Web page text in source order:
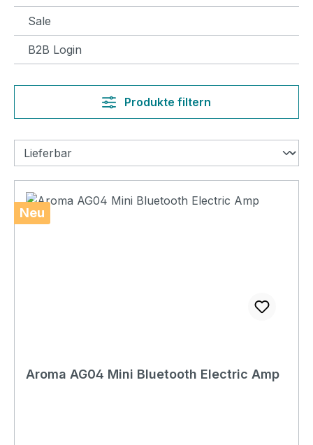
Sale
B2B Login
Produkte filtern
Neu
Aroma AG04 Mini Bluetooth Electric Amp